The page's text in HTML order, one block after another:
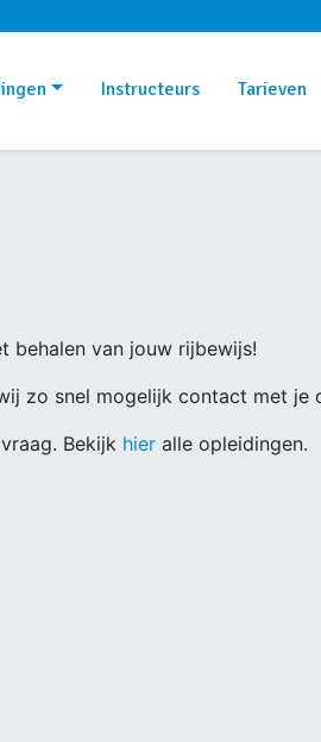
Instructeurs Tarieven
behalen van jouw rijbewijs!
zo snel mogelijk contact met
Bekijk hier alle opleidingen.